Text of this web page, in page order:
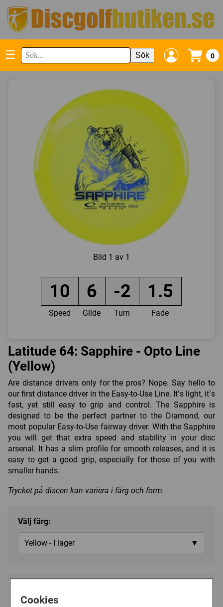
Cookies
☰ Sök 0
Bild 1 av 1
10 6 -2 1.5
Speed Glide Turn Fade
Latitude 64: Sapphire - Opto Line
(Yellow)
Are distance drivers only for the pros? Nope. Say hello to
our first distance driver in the Easy-to-Use Line. It’s light, it’s
fast, yet still easy to grip and control. The Sapphire is
designed to be the perfect partner to the Diamond, our
most popular Easy-to-Use fairway driver. With the Sapphire
you will get that extra speed and stability in your disc
arsenal. It has a slim profile for smooth releases, and it is
easy to get a good grip, especially for those of you with
smaller hands.
Trycket på discen kan variera i färg och form.
Välj färg:
Yellow - I lager ▼
189 kr